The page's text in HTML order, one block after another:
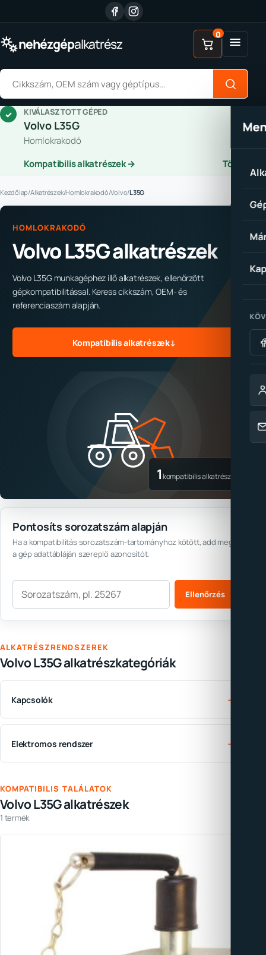
nehézgépalkatrész
Alkatrész keresése
0Menü
✓ KIVÁLASZTOTT GÉPED
Volvo L35G
Homlokrakodó
Kompatibilis alkatrészek →
Törlés
Kezdőlap/Alkatrészek/Homlokrakodó/Volvo/L35G
HOMLOKRAKODÓ
Volvo L35G alkatrészek
Volvo L35G munkagéphez illő alkatrészek, ellenőrzött
gépkompatibilitással. Keress cikkszám, OEM- és
referenciaszám alapján.
Kompatibilis alkatrészek↓
1kompatibilis alkatrész
Pontosíts sorozatszám alapján
Ha a kompatibilitás sorozatszám-tartományhoz kötött, add meg
a gép adattábláján szereplő azonosítót.
Ellenőrzés
ALKATRÉSZRENDSZEREK
Volvo L35G alkatrészkategóriák
Kapcsolók →
Elektromos rendszer →
KOMPATIBILIS TALÁLATOK
Volvo L35G alkatrészek
1 termék